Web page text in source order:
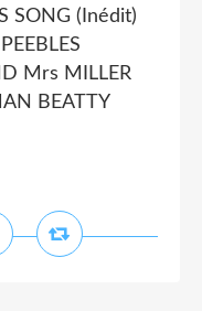
SONG (Inédit)
Mrs MILLER
BEATTY